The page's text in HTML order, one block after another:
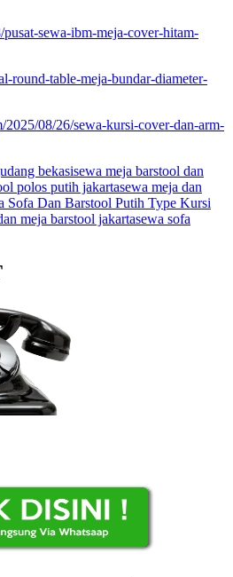
sewa-ibm-meja-cover-hitam-
round-table-meja-bundar-diameter-
2025/08/26/sewa-kursi-cover-dan-arm-
bekasisewa meja barstool dan
polos putih jakartasewa meja dan
Sofa Dan Barstool Putih Type Kursi
meja barstool jakartasewa sofa